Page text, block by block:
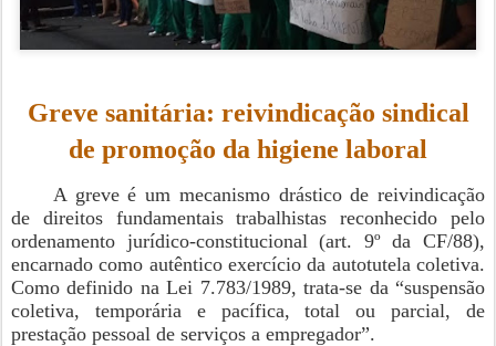
Greve sanitária: reivindicação sindical
de promoção da higiene laboral
A greve é um mecanismo drástico de reivindicação
de direitos fundamentais trabalhistas reconhecido pelo
ordenamento jurídico-constitucional (art. 9º da CF/88),
encarnado como autêntico exercício da autotutela coletiva.
Como definido na Lei 7.783/1989, trata-se da “suspensão
coletiva, temporária e pacífica, total ou parcial, de
prestação pessoal de serviços a empregador”.